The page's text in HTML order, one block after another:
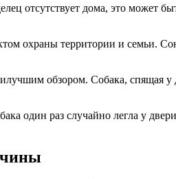
отсутствует дома, это может
охраны территории и семьи.
обзором. Собака,
один раз случайно легла у